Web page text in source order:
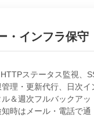
・インフラ保守
ステータス監視、
理・更新代行、日次イ
＆週次フルバックアッ
時はメール・電話で通